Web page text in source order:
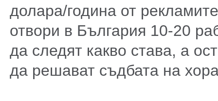
долара/година от
отвори в България 10-20
да следят какво става, а
да решават съдбата на